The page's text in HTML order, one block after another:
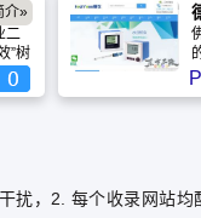
二
”树
打
借
解
介»
，2. 每个收录网站均